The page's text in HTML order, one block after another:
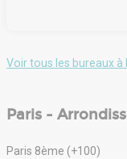
Voir tous les bureaux à
Paris -
Paris 8ème (+100)